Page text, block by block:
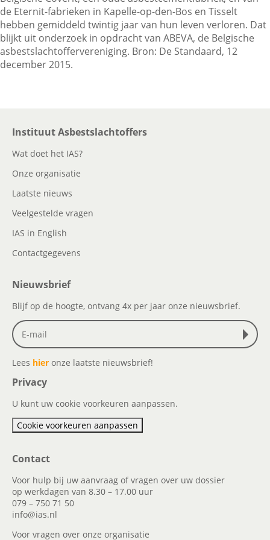
Contactgegevens
de Eternit-fabrieken in Kapelle-op-den-Bos en Tisselt
hebben gemiddeld twintig jaar van hun leven verloren. Dat
blijkt uit onderzoek in opdracht van ABEVA, de Belgische
asbestslachtoffervereniging. Bron: De Standaard, 12
december 2015.
Instituut Asbestslachtoffers
Wat doet het IAS?
Onze organisatie
Laatste nieuws
Veelgestelde vragen
IAS in English
Contactgegevens
Nieuwsbrief
Blijf op de hoogte, ontvang 4x per jaar onze nieuwsbrief.
Lees hier onze laatste nieuwsbrief!
Privacy
U kunt uw cookie voorkeuren aanpassen.
Cookie voorkeuren aanpassen
Contact
Voor hulp bij uw aanvraag of vragen over uw dossier
op werkdagen van 8.30 – 17.00 uur
079 – 750 71 50
info@ias.nl
Voor vragen over onze organisatie